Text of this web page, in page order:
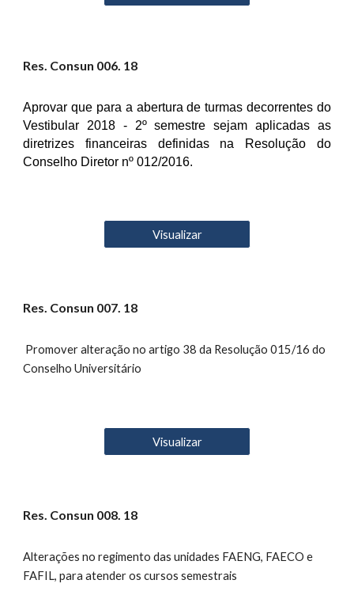
Res. Consun 006. 18
Aprovar que para a abertura de turmas decorrentes do
Vestibular 2018 - 2º semestre sejam aplicadas as
diretrizes financeiras definidas na Resolução do
Conselho Diretor nº 012/2016.
Visualizar
Res. Consun 007. 18
Promover alteração no artigo 38 da Resolução 015/16 do
Conselho Universitário
Visualizar
Res. Consun 008. 18
Alterações no regimento das unidades FAENG, FAECO e
FAFIL, para atender os cursos semestrais